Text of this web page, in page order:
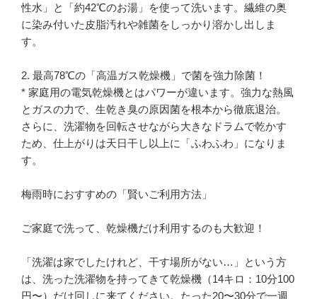
性水」と「約42℃のお湯」を使って洗います。繊維の奥
に染み付いた皮脂汚れや雑菌をしっかり溶かし出しま
す。
2. 最高78℃の「高温ガス乾燥機」で菌を強力除菌！
* 家庭用の電気乾燥機とはパワーが違います。強力な熱風
とガスの力で、生乾き臭の原因菌を根本から徹底退治。
さらに、洗濯物を回転させながら大きなドラムで乾かす
ため、仕上がりは天日干し以上に「ふわふわ」になりま
す。
梅雨時におすすめの「賢いご利用方法」
ご家庭で洗って、乾燥機だけ利用するのも大歓迎！
「洗濯は家でしたけれど、干す場所がない…」という方
は、洗った洗濯物を持ってきて乾燥機（14キロ：10分100
円〜）だけ回しに来てください。たった20〜30分で一週